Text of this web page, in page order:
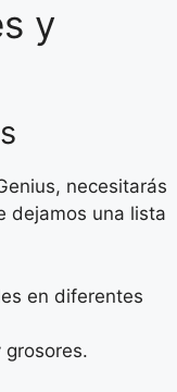
y
necesitarás
dejamos una lista
en diferentes